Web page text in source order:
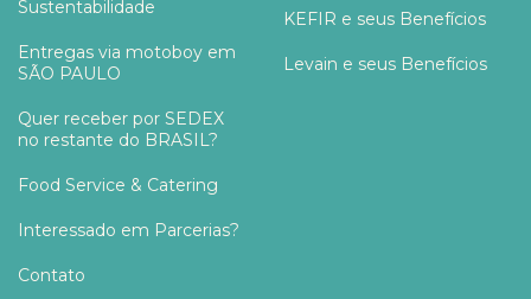
Sustentabilidade
Entregas via motoboy em
SÃO PAULO
Quer receber por SEDEX
no restante do BRASIL?
Food Service & Catering
Interessado em Parcerias?
Contato
KEFIR e seus Benefícios
Levain e seus Benefícios